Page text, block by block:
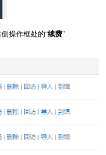
操作框处的“续费”